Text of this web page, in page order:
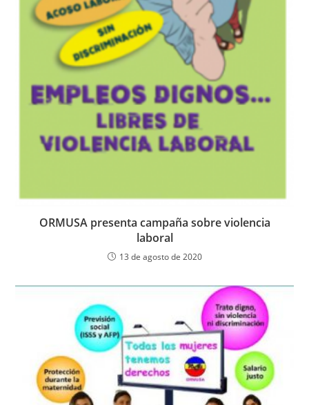
ORMUSA presenta campaña sobre violencia
laboral
13 de agosto de 2020